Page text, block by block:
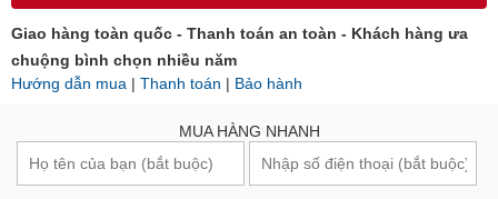
Giao hàng toàn quốc - Thanh toán an toàn - Khách hàng ưa
chuộng bình chọn nhiều năm
Hướng dẫn mua | Thanh toán | Bảo hành
MUA HÀNG NHANH